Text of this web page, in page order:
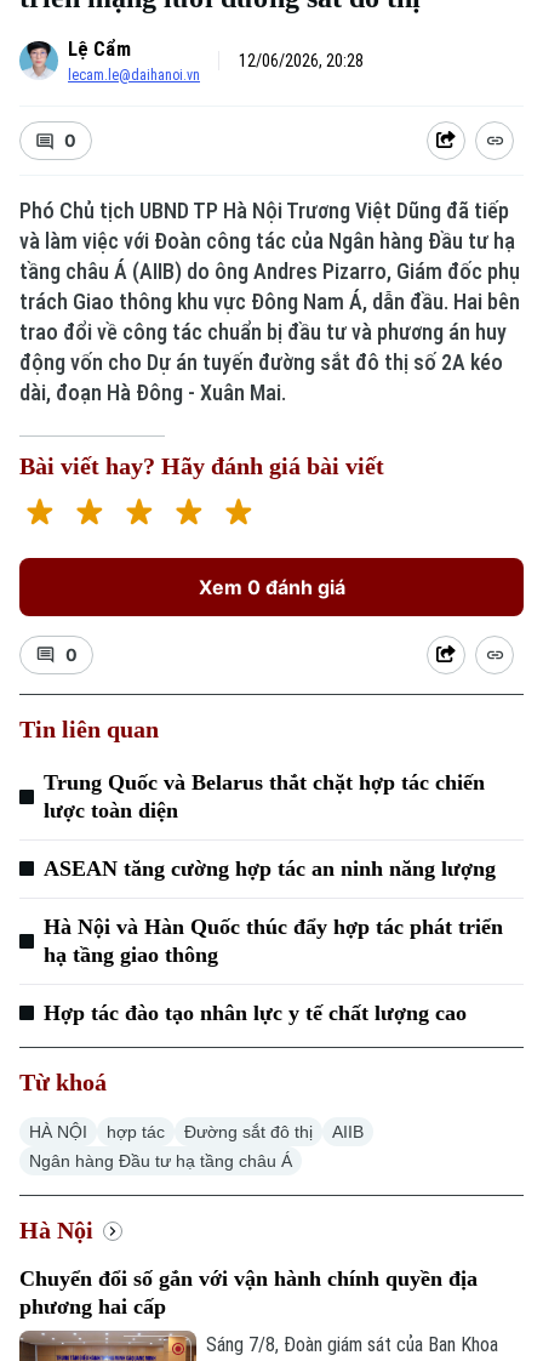
Lệ Cẩm
lecam.le@daihanoi.vn
12/06/2026, 20:28
0
Phó Chủ tịch UBND TP Hà Nội Trương Việt Dũng đã tiếp
và làm việc với Đoàn công tác của Ngân hàng Đầu tư hạ
tầng châu Á (AIIB) do ông Andres Pizarro, Giám đốc phụ
trách Giao thông khu vực Đông Nam Á, dẫn đầu. Hai bên
trao đổi về công tác chuẩn bị đầu tư và phương án huy
động vốn cho Dự án tuyến đường sắt đô thị số 2A kéo
dài, đoạn Hà Đông - Xuân Mai.
Bài viết hay? Hãy đánh giá bài viết
Xem 0 đánh giá
0
Tin liên quan
Trung Quốc và Belarus thắt chặt hợp tác chiến
lược toàn diện
ASEAN tăng cường hợp tác an ninh năng lượng
Hà Nội và Hàn Quốc thúc đẩy hợp tác phát triển
hạ tầng giao thông
Hợp tác đào tạo nhân lực y tế chất lượng cao
Từ khoá
HÀ NỘI hợp tác Đường sắt đô thị
AIIB
Ngân hàng Đầu tư hạ tầng châu Á
Hà Nội
Chuyển đổi số gắn với vận hành chính quyền địa
phương hai cấp
Sáng 7/8, Đoàn giám sát của Ban Khoa